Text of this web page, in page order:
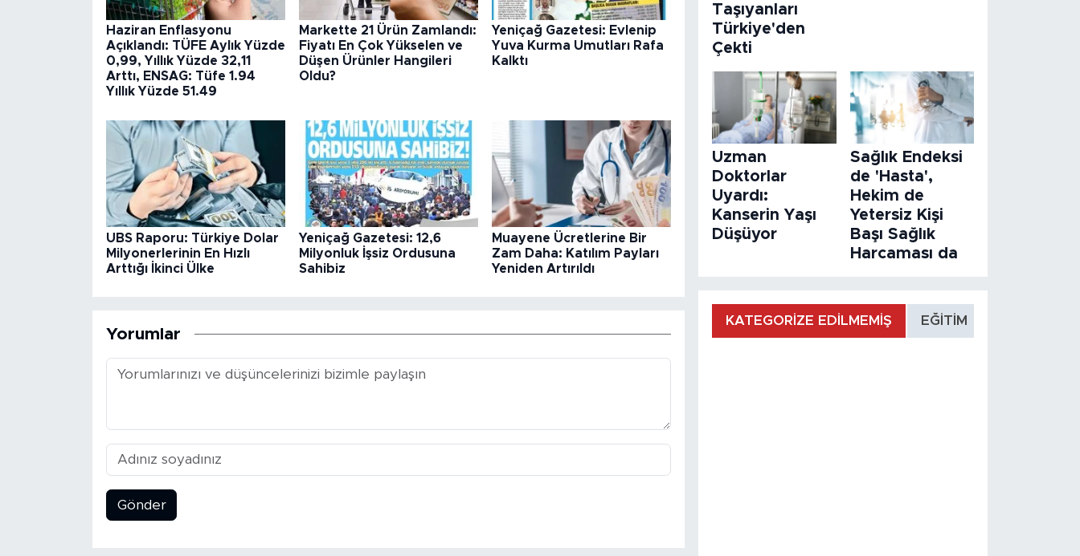
Haziran Enflasyonu
Açıklandı: TÜFE Aylık Yüzde
0,99, Yıllık Yüzde 32,11
Arttı, ENSAG: Tüfe 1.94
Yıllık Yüzde 51.49
Markette 21 Ürün Zamlandı:
Fiyatı En Çok Yükselen ve
Düşen Ürünler Hangileri
Oldu?
Yeniçağ Gazetesi: Evlenip
Yuva Kurma Umutları Rafa
Kalktı
UBS Raporu: Türkiye Dolar
Milyonerlerinin En Hızlı
Arttığı İkinci Ülke
Yeniçağ Gazetesi: 12,6
Milyonluk İşsiz Ordusuna
Sahibiz
Muayene Ücretlerine Bir
Zam Daha: Katılım Payları
Yeniden Artırıldı
Yorumlar
Gönder
Taşıyanları
Türkiye'den
Çekti
Uzman
Doktorlar
Uyardı:
Kanserin Yaşı
Düşüyor
Sağlık Endeksi
de 'Hasta',
Hekim de
Yetersiz Kişi
Başı Sağlık
Harcaması da
KATEGORİZE EDİLMEMİŞ EĞİTİM